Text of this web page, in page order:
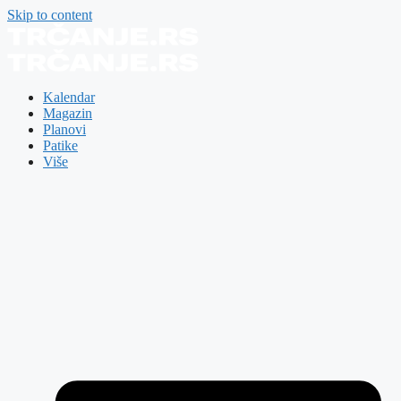
Skip to content
Kalendar
Magazin
Planovi
Patike
Više